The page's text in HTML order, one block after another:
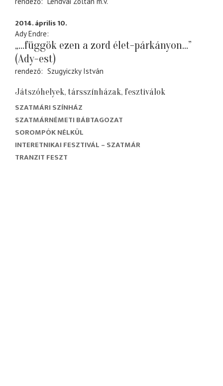
2014. április 10.
Ady Endre
„...függök ezen a zord élet-párkányon...”
(Ady-est)
rendező Szugyiczky István
Játszóhelyek, társszínházak, fesztiválok
SZATMÁRI SZÍNHÁZ
SZATMÁRNÉMETI BÁBTAGOZAT
SOROMPÓK NÉLKÜL
INTERETNIKAI FESZTIVÁL – SZATMÁR
TRANZIT FESZT